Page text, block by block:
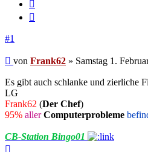
#1
Beitrag
von Frank62 » Samstag 1.
Es gibt auch schlanke und zierliche
LG
Frank62 (Der Chef)
95% aller Computerprobleme
CB-Station Bingo01